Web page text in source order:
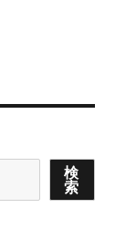
検
索